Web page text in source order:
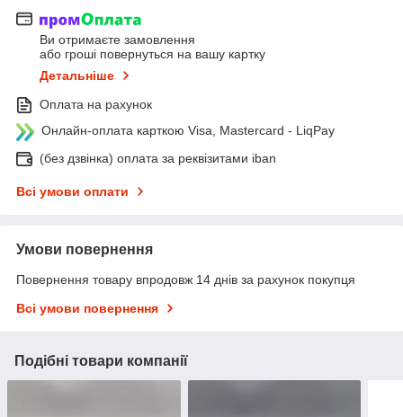
Ви отримаєте замовлення
або гроші повернуться на вашу картку
Детальніше
Оплата на рахунок
Онлайн-оплата карткою Visa, Mastercard - LiqPay
(без дзвінка) оплата за реквізитами iban
Всі умови оплати
Умови повернення
Повернення товару впродовж 14 днів за рахунок покупця
Всі умови повернення
Подібні товари компанії